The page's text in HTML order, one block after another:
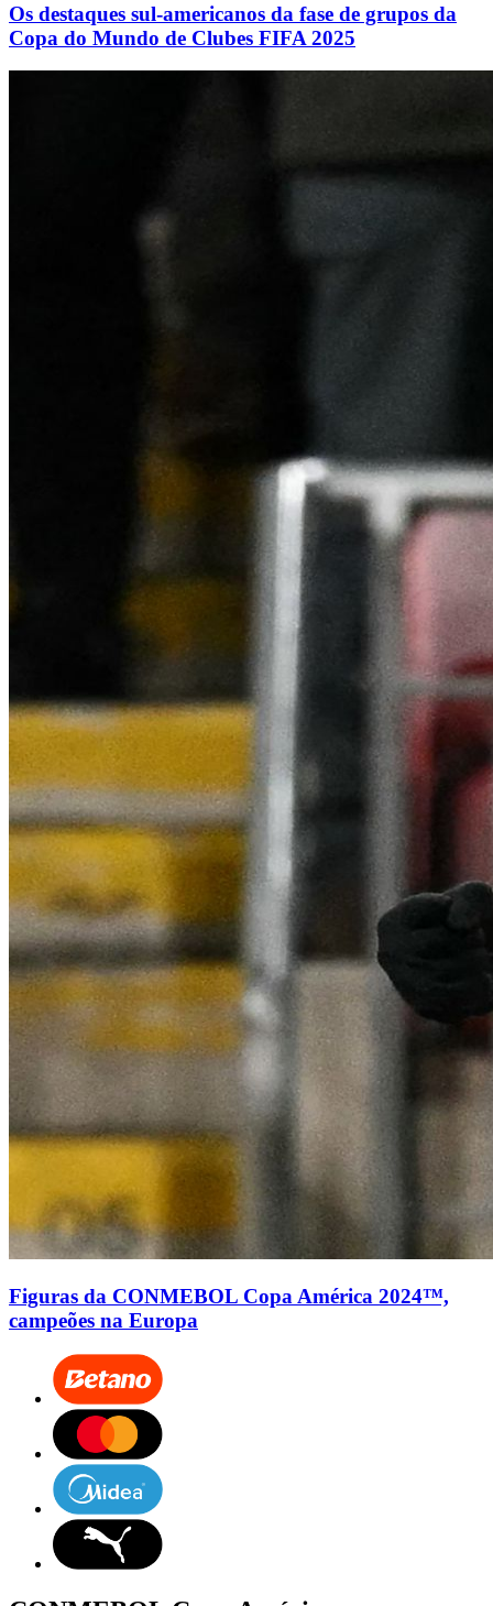
Os destaques sul-americanos da fase de grupos da
Copa do Mundo de Clubes FIFA 2025
Figuras da CONMEBOL Copa América 2024™,
campeões na Europa